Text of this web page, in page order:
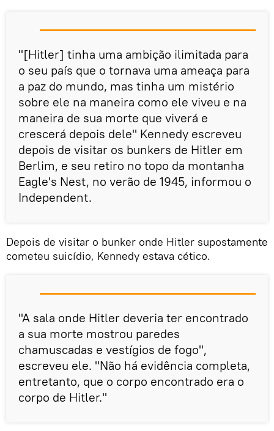
"[Hitler] tinha uma ambição ilimitada para
o seu país que o tornava uma ameaça para
a paz do mundo, mas tinha um mistério
sobre ele na maneira como ele viveu e na
maneira de sua morte que viverá e
crescerá depois dele" Kennedy escreveu
depois de visitar os bunkers de Hitler em
Berlim, e seu retiro no topo da montanha
Eagle's Nest, no verão de 1945, informou o
Independent.
Depois de visitar o bunker onde Hitler supostamente
cometeu suicídio, Kennedy estava cético.
"A sala onde Hitler deveria ter encontrado
a sua morte mostrou paredes
chamuscadas e vestígios de fogo",
escreveu ele. "Não há evidência completa,
entretanto, que o corpo encontrado era o
corpo de Hitler."